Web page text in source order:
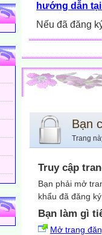
hướng dẫn
Nếu đã đăng
Bạn
Trang
Truy cập
Bạn phải mở
khẩu đã đăng
Bạn làm gì
Mở trang